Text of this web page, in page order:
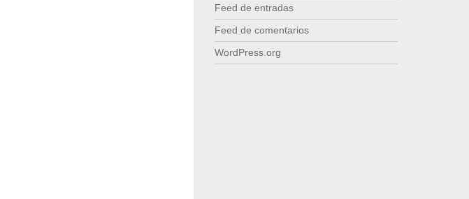
Feed de entradas
Feed de comentarios
WordPress.org